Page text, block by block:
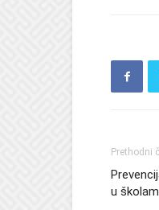
Prethodni
u